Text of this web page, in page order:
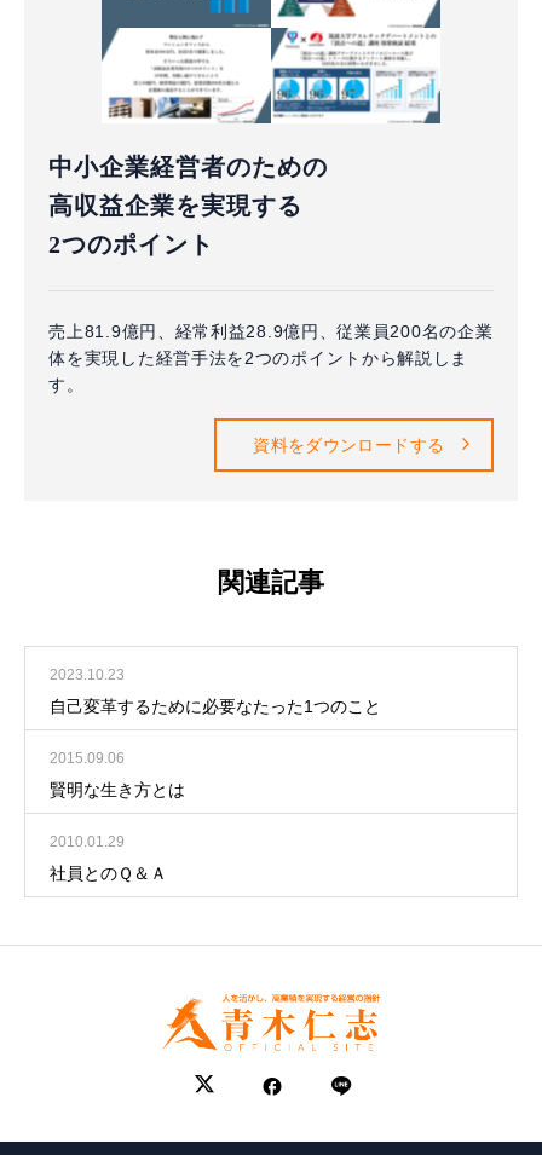
中小企業経営者のための
高収益企業を実現する
2つのポイント
売上81.9億円、経常利益28.9億円、従業員200名の企業
体を実現した経営手法を2つのポイントから解説しま
す。
資料をダウンロードする
関連記事
2023.10.23
自己変革するために必要なたった1つのこと
2015.09.06
賢明な生き方とは
2010.01.29
社員とのＱ＆Ａ